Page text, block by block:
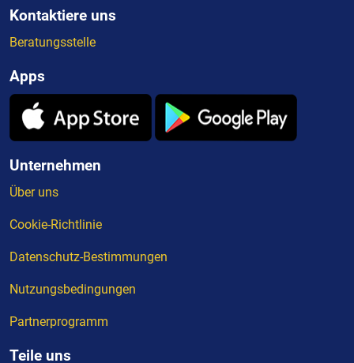
Kontaktiere uns
Beratungsstelle
Apps
Unternehmen
Über uns
Cookie-Richtlinie
Datenschutz-Bestimmungen
Nutzungsbedingungen
Partnerprogramm
Teile uns